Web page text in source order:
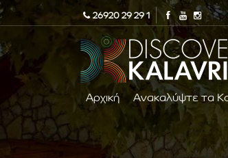
26920 29 29 1
Αρχική Ανακαλύψτε τα